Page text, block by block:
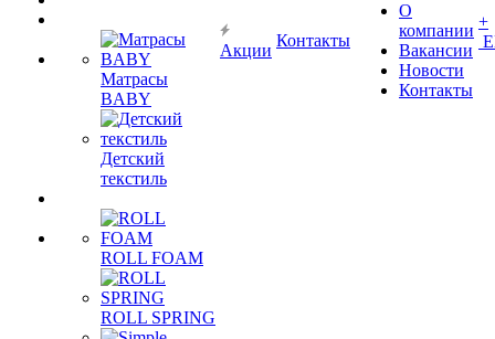
Матрасы
BABY
Детский
текстиль
ROLL FOAM
ROLL SPRING
Акции
Контакты
О
компании
Вакансии
Новости
Контакты
+